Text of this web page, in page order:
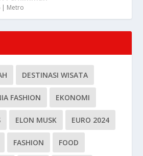
| Metro
DESTINASI WISATA
FASHION EKONOMI
ELON MUSK EURO 2024
FASHION FOOD